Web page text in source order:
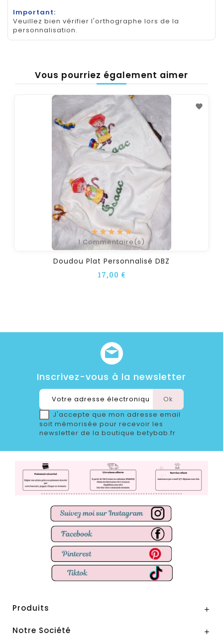
Important:
Veuillez bien vérifier l'orthographe lors de la
personnalisation.
Vous pourriez également aimer
1Commentaire(s)
Doudou Plat Personnalisé DBZ
17,00 €
Inscrivez-vous à la newsletter
J'accepte que mon adresse email
soit mémorisée pour recevoir les
newsletter de la boutique betybab.fr
Produits 
Notre Société 